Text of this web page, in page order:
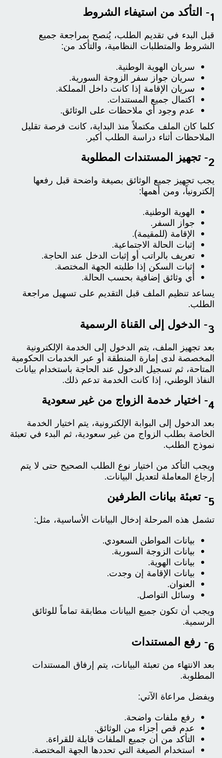
1- التأكد من استيفاء الشروط
قبل البدء في تقديم الطلب، يُنصح بمراجعة جميع
الشروط والمتطلبات النظامية، والتأكد من:
سريان الهوية الوطنية.
سريان جواز سفر الزوجة السورية.
سريان الإقامة إذا كانت داخل المملكة.
اكتمال جميع المستندات.
عدم وجود أي ملاحظات على الوثائق.
كلما كان الملف مكتملاً منذ البداية، كانت فرصة تقليل
الملاحظات أثناء دراسة الطلب أكبر.
2- تجهيز المستندات المطلوبة
يجب تجهيز جميع الوثائق بصيغة واضحة قبل رفعها
إلكترونياً، ومن أهمها:
الهوية الوطنية.
جواز السفر.
الإقامة (للمقيمة).
إثبات الحالة الاجتماعية.
تعريف بالراتب أو إثبات الدخل عند الحاجة.
إثبات السكن إذا طلبته الجهة المختصة.
أي وثائق إضافية بحسب الحالة.
يساعد تنظيم الملف قبل التقديم على تسهيل مراجعة
الطلب.
3- الدخول إلى القناة الرسمية
بعد تجهيز الملف، يتم الدخول إلى الخدمة الإلكترونية
المخصصة لدى إمارة المنطقة أو عبر الخدمات الحكومية
المتاحة، ثم تسجيل الدخول عند الحاجة باستخدام بيانات
النفاذ الوطني، إذا كانت الخدمة تدعم ذلك.
4- اختيار خدمة الزواج من غير سعودية
بعد الدخول إلى البوابة الإلكترونية، يتم اختيار الخدمة
الخاصة بطلب الزواج من غير سعودية، ثم البدء في تعبئة
نموذج الطلب.
ويجب التأكد من اختيار نوع الطلب الصحيح حتى لا يتم
إرجاع المعاملة لتعديل البيانات.
5- تعبئة بيانات الطرفين
تشمل هذه المرحلة إدخال البيانات الأساسية، مثل:
بيانات المواطن السعودي.
بيانات الزوجة السورية.
بيانات الهوية.
بيانات الإقامة إن وجدت.
العنوان.
وسائل التواصل.
ويجب أن تكون جميع البيانات مطابقة تماماً للوثائق
الرسمية.
6- رفع المستندات
بعد الانتهاء من تعبئة البيانات، يتم إرفاق المستندات
المطلوبة.
ويفضل مراعاة الآتي:
رفع ملفات واضحة.
عدم قص أجزاء من الوثائق.
التأكد من أن جميع الملفات قابلة للقراءة.
استخدام الصيغة التي تحددها الجهة المختصة.